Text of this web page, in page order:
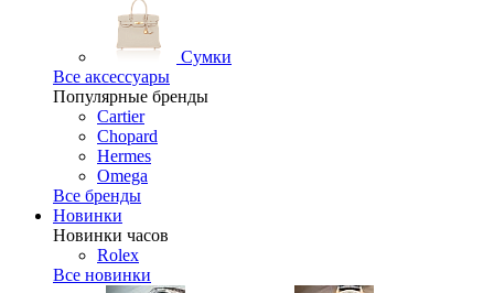
Сумки
Все аксессуары
Популярные бренды
Cartier
Chopard
Hermes
Omega
Все бренды
Новинки
Новинки часов
Rolex
Все новинки